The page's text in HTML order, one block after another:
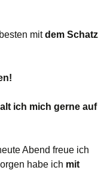
mitdem Schatz
ich mich gerne auf
Abend freue ich
habe ich mit